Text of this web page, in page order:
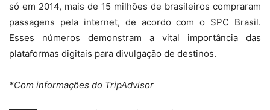
só em 2014, mais de 15 milhões de brasileiros compraram
passagens pela internet, de acordo com o SPC Brasil.
Esses números demonstram a vital importância das
plataformas digitais para divulgação de destinos.
*Com informações do TripAdvisor